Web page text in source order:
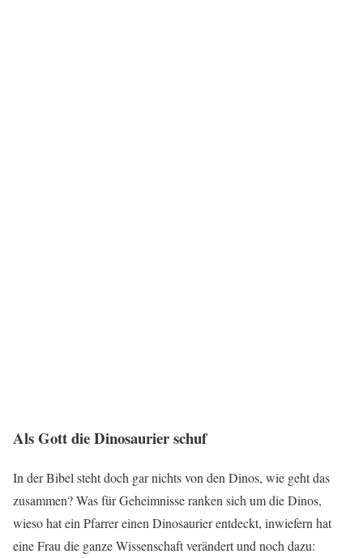
Als Gott die Dinosaurier schuf
In der Bibel steht doch gar nichts von den Dinos, wie geht das
zusammen? Was für Geheimnisse ranken sich um die Dinos,
wieso hat ein Pfarrer einen Dinosaurier entdeckt, inwiefern hat
eine Frau die ganze Wissenschaft verändert und noch dazu: